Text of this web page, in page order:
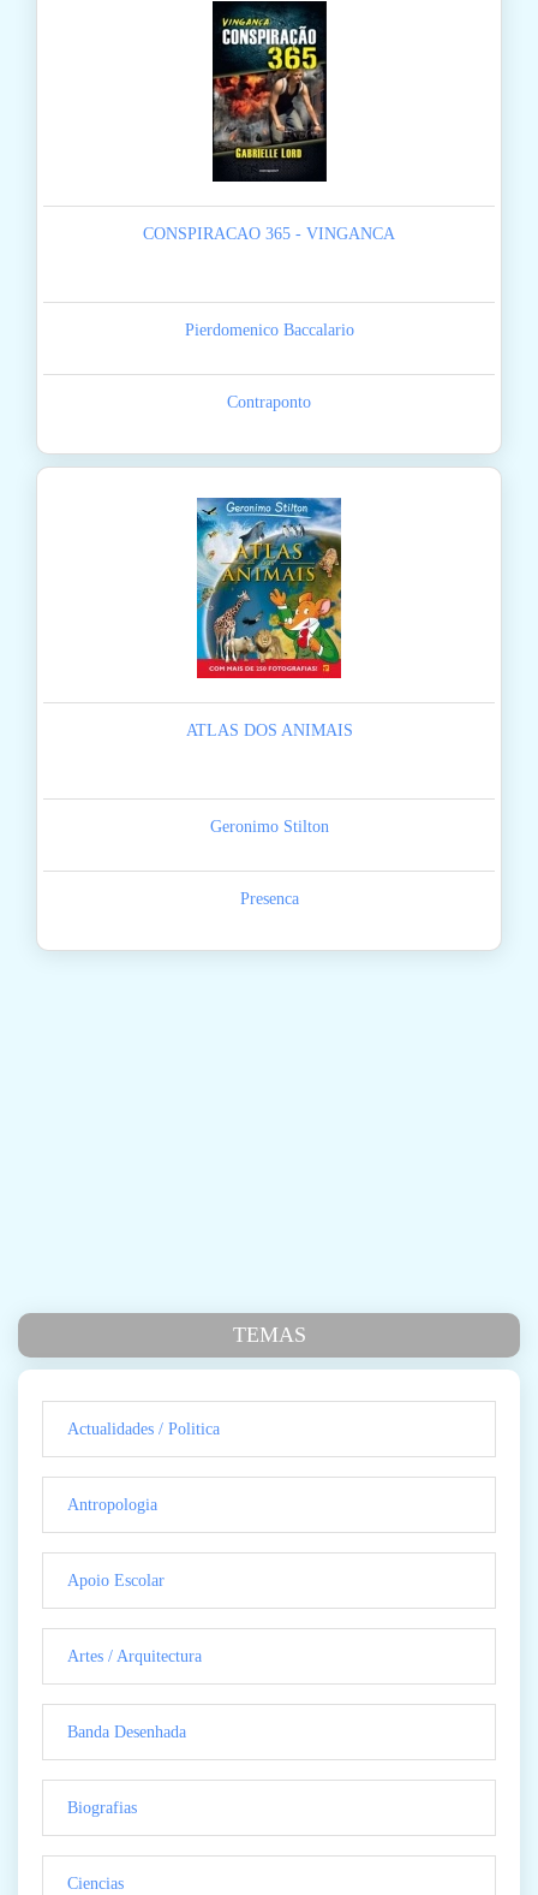
CONSPIRACAO 365 - VINGANCA
Pierdomenico Baccalario
Contraponto
ATLAS DOS ANIMAIS
Geronimo Stilton
Presenca
TEMAS
Actualidades / Politica
Antropologia
Apoio Escolar
Artes / Arquitectura
Banda Desenhada
Biografias
Ciencias